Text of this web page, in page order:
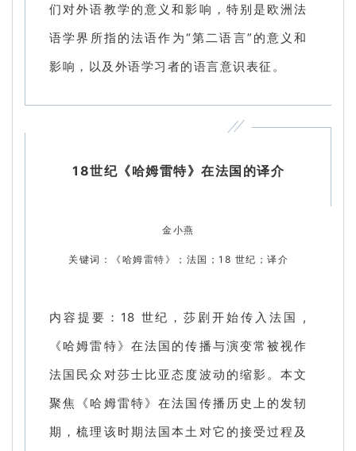
们对外语教学的意义和影响，特别是欧洲法
语学界所指的法语作为“第二语言”的意义和
影响，以及外语学习者的语言意识表征。
18世纪《哈姆雷特》在法国的译介
金小燕
关键词：《哈姆雷特》；法国；18 世纪；译介
内容提要：18 世纪，莎剧开始传入法国 ,
《哈姆雷特》在法国的传播与演变常被视作
法国民众对莎士比亚态度波动的缩影。本文
聚焦《哈姆雷特》在法国传播历史上的发轫
期，梳理该时期法国本土对它的接受过程及